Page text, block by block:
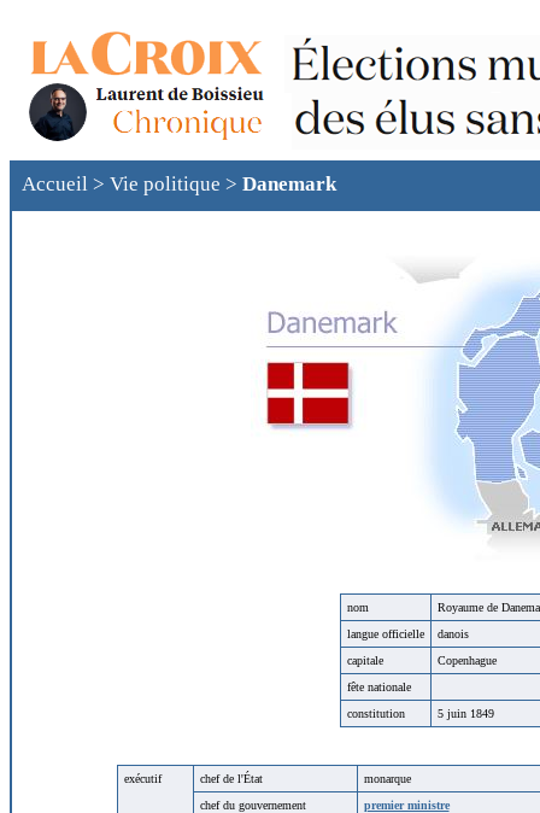
Accueil > Vie politique > Danemark
nom
Royaume de
langue officielle
danois
capitale
Copenhague
fête nationale
constitution
5 juin 1849
exécutif chef de l'État
monarque
chef du gouvernement
premier ministre